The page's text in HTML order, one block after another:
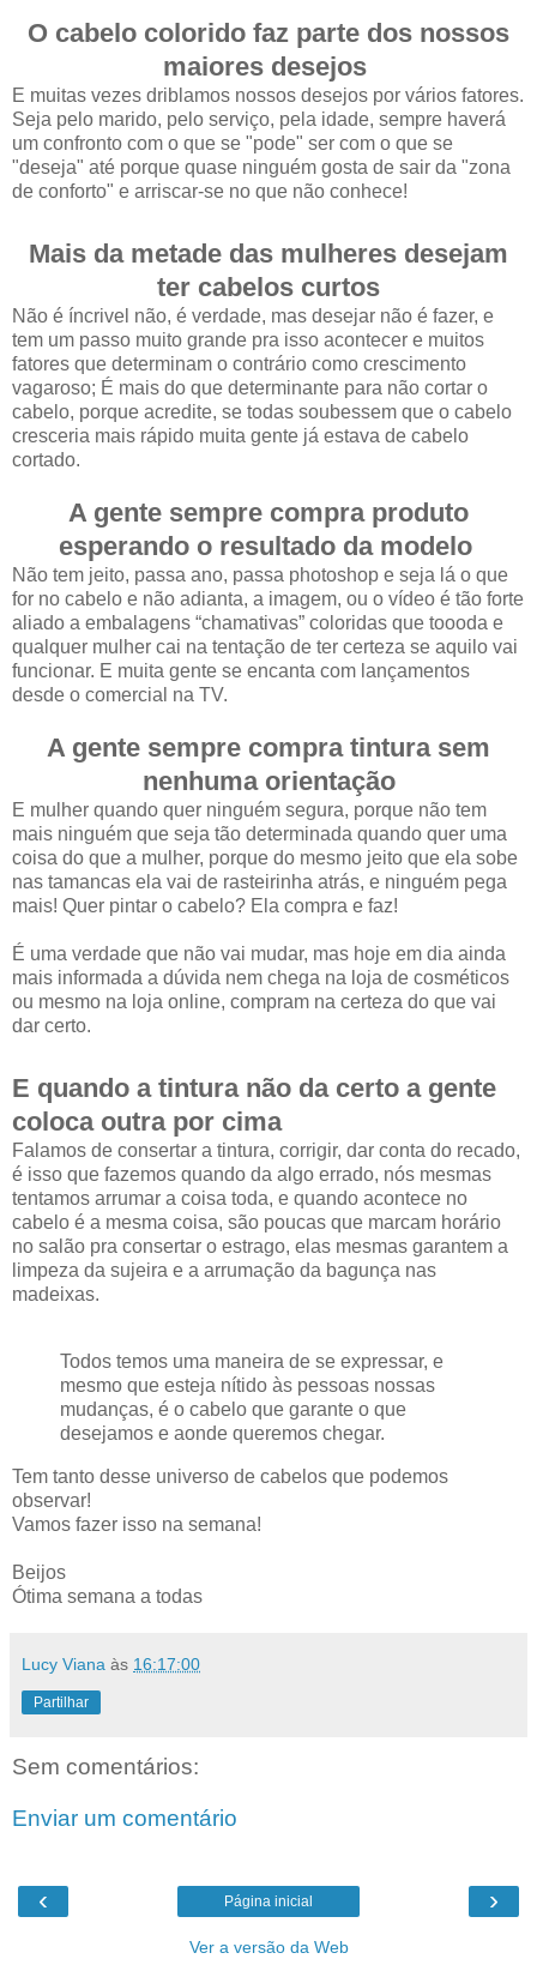
O cabelo colorido faz parte dos nossos
maiores desejos
E muitas vezes driblamos nossos desejos por vários fatores.
Seja pelo marido, pelo serviço, pela idade, sempre haverá
um confronto com o que se "pode" ser com o que se
"deseja" até porque quase ninguém gosta de sair da "zona
de conforto" e arriscar-se no que não conhece!
Mais da metade das mulheres desejam
ter cabelos curtos
Não é íncrivel não, é verdade, mas desejar não é fazer, e
tem um passo muito grande pra isso acontecer e muitos
fatores que determinam o contrário como crescimento
vagaroso; É mais do que determinante para não cortar o
cabelo, porque acredite, se todas soubessem que o cabelo
cresceria mais rápido muita gente já estava de cabelo
cortado.
A gente sempre compra produto
esperando o resultado da modelo
Não tem jeito, passa ano, passa photoshop e seja lá o que
for no cabelo e não adianta, a imagem, ou o vídeo é tão forte
aliado a embalagens “chamativas” coloridas que toooda e
qualquer mulher cai na tentação de ter certeza se aquilo vai
funcionar. E muita gente se encanta com lançamentos
desde o comercial na TV.
A gente sempre compra tintura sem
nenhuma orientação
E mulher quando quer ninguém segura, porque não tem
mais ninguém que seja tão determinada quando quer uma
coisa do que a mulher, porque do mesmo jeito que ela sobe
nas tamancas ela vai de rasteirinha atrás, e ninguém pega
mais! Quer pintar o cabelo? Ela compra e faz!
É uma verdade que não vai mudar, mas hoje em dia ainda
mais informada a dúvida nem chega na loja de cosméticos
ou mesmo na loja online, compram na certeza do que vai
dar certo.
E quando a tintura não da certo a gente
coloca outra por cima
Falamos de consertar a tintura, corrigir, dar conta do recado,
é isso que fazemos quando da algo errado, nós mesmas
tentamos arrumar a coisa toda, e quando acontece no
cabelo é a mesma coisa, são poucas que marcam horário
no salão pra consertar o estrago, elas mesmas garantem a
limpeza da sujeira e a arrumação da bagunça nas
madeixas.
Todos temos uma maneira de se expressar, e
mesmo que esteja nítido às pessoas nossas
mudanças, é o cabelo que garante o que
desejamos e aonde queremos chegar.
Tem tanto desse universo de cabelos que podemos
observar!
Vamos fazer isso na semana!
Beijos
Ótima semana a todas
Lucy Viana às 16:17:00
Partilhar
Sem comentários:
Enviar um comentário
‹ ›
Página inicial
Ver a versão da Web